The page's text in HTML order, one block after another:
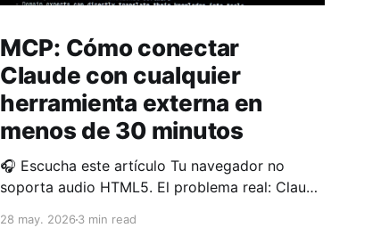
MCP: Cómo conectar
Claude con cualquier
herramienta externa en
menos de 30 minutos
🎧 Escucha este artículo Tu navegador no
soporta audio HTML5. El problema real: Claude
Tienes Claude funcionando. Está respondiendo
28 may. 20263 min read